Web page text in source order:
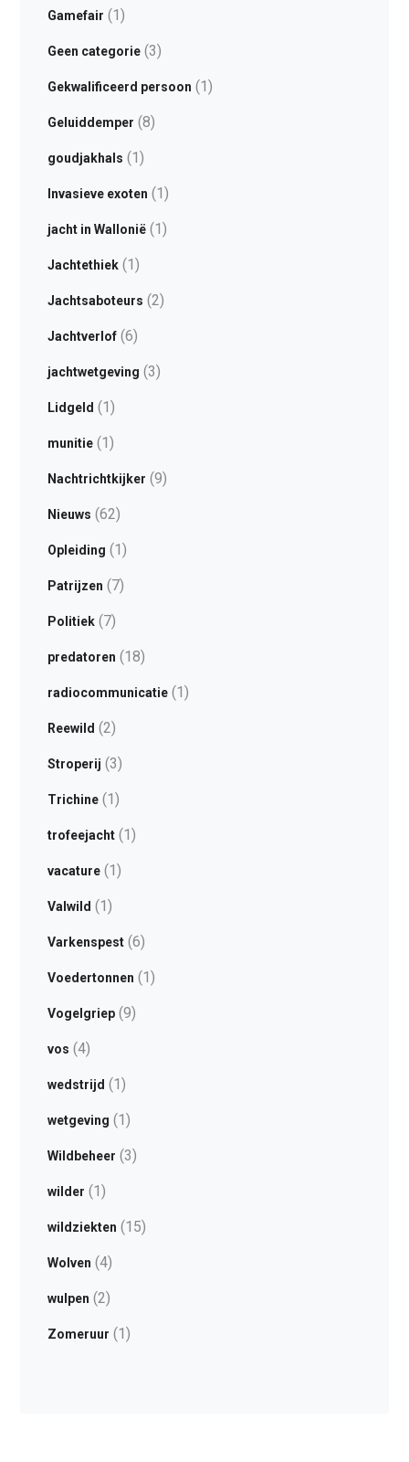
Gamefair (1)
Geen categorie(3)
Gekwalificeerd persoon (1)
Geluiddemper (8)
goudjakhals (1)
Invasieve exoten (1)
jacht in Wallonië(1)
Jachtethiek(1)
Jachtsaboteurs (2)
Jachtverlof(6)
jachtwetgeving (3)
Lidgeld (1)
munitie(1)
Nachtrichtkijker (9)
Nieuws (62)
Opleiding (1)
Patrijzen (7)
Politiek(7)
predatoren (18)
radiocommunicatie(1)
Reewild (2)
Stroperij (3)
Trichine(1)
trofeejacht(1)
vacature(1)
Valwild (1)
Varkenspest(6)
Voedertonnen (1)
Vogelgriep(9)
vos (4)
wedstrijd (1)
wetgeving (1)
Wildbeheer (3)
wilder (1)
wildziekten (15)
Wolven (4)
wulpen (2)
Zomeruur (1)